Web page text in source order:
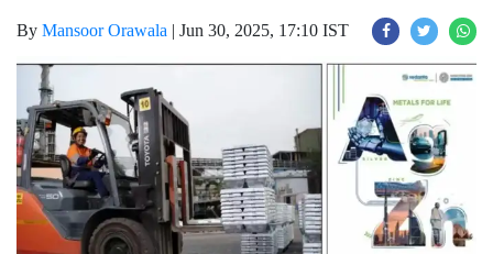
By Mansoor Orawala | Jun 30, 2025, 17:10 IST